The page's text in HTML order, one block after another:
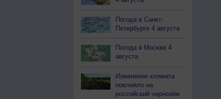
Погода в Санкт-
Петербурге 4 августа
Погода в Москве 4
августа
Изменение климата
повлияло на
российский чернозём